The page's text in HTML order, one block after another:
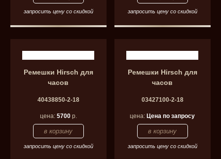
запросить цену со скидкой запросить цену со скидкой
Ремешки Hirsch для
часов
40438850-2-18
цена: 5700р.
запросить цену со скидкой
Ремешки Hirsch для
часов
03427100-2-18
цена: Цена по запросу
запросить цену со скидкой